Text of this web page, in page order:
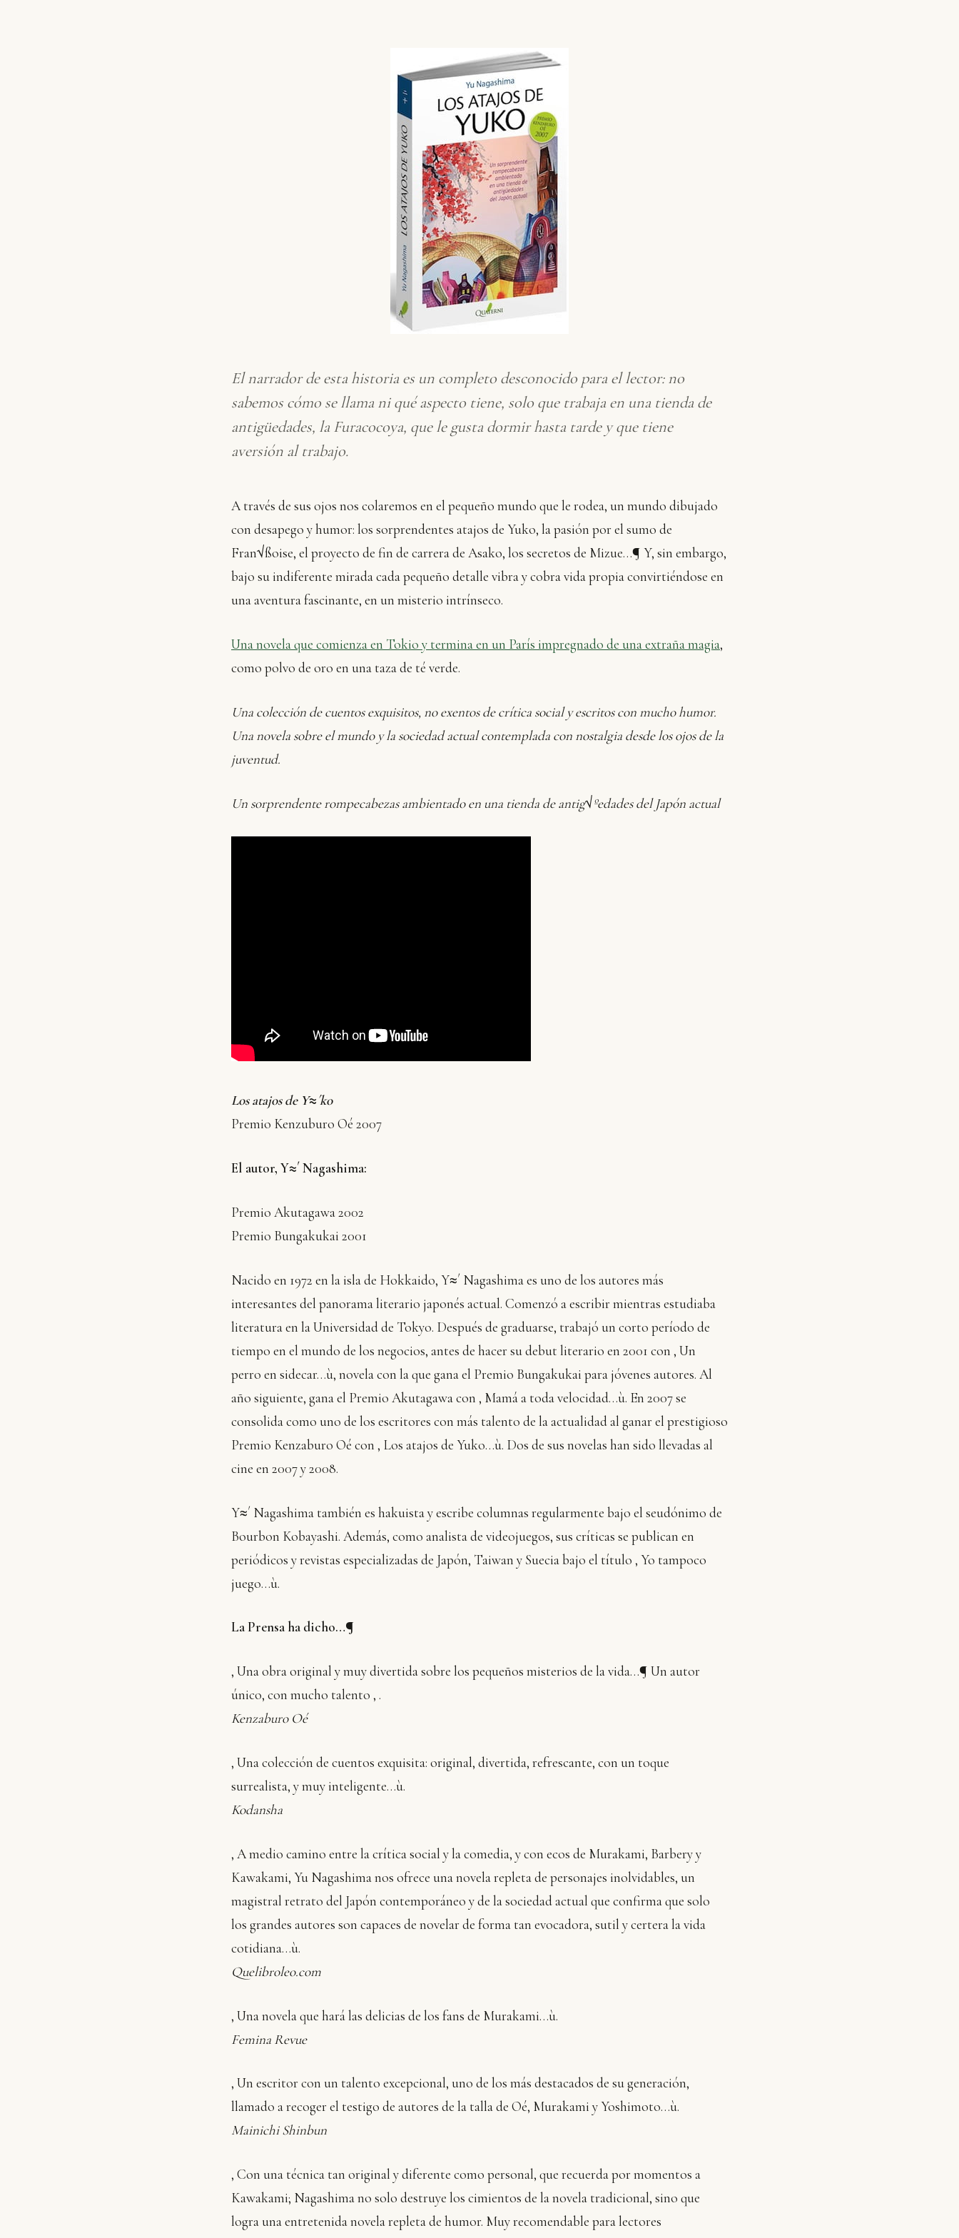
El narrador de esta historia es un completo desconocido para el lector: no
sabemos cómo se llama ni qué aspecto tiene, solo que trabaja en una tienda de
antigüedades, la Furacocoya, que le gusta dormir hasta tarde y que tiene
aversión al trabajo.
A través de sus ojos nos colaremos en el pequeño mundo que le rodea, un mundo dibujado
con desapego y humor: los sorprendentes atajos de Yuko, la pasión por el sumo de
Fran√ßoise, el proyecto de fin de carrera de Asako, los secretos de Mizue…¶ Y, sin embargo,
bajo su indiferente mirada cada pequeño detalle vibra y cobra vida propia convirtiéndose en
una aventura fascinante, en un misterio intrínseco.
Una novela que comienza en Tokio y termina en un París impregnado de una extraña magia,
como polvo de oro en una taza de té verde.
Una colección de cuentos exquisitos, no exentos de crítica social y escritos con mucho humor.
Una novela sobre el mundo y la sociedad actual contemplada con nostalgia desde los ojos de la
juventud.
Un sorprendente rompecabezas ambientado en una tienda de antig√ºedades del Japón actual
Los atajos de Y≈´ko
Premio Kenzuburo Oé 2007
El autor, Y≈´ Nagashima:
Premio Akutagawa 2002
Premio Bungakukai 2001
Nacido en 1972 en la isla de Hokkaido, Y≈´ Nagashima es uno de los autores más
interesantes del panorama literario japonés actual. Comenzó a escribir mientras estudiaba
literatura en la Universidad de Tokyo. Después de graduarse, trabajó un corto período de
tiempo en el mundo de los negocios, antes de hacer su debut literario en 2001 con ‚ Un
perro en sidecar…ù, novela con la que gana el Premio Bungakukai para jóvenes autores. Al
año siguiente, gana el Premio Akutagawa con ‚ Mamá a toda velocidad…ù. En 2007 se
consolida como uno de los escritores con más talento de la actualidad al ganar el prestigioso
Premio Kenzaburo Oé con ‚ Los atajos de Yuko…ù. Dos de sus novelas han sido llevadas al
cine en 2007 y 2008.
Y≈´ Nagashima también es hakuista y escribe columnas regularmente bajo el seudónimo de
Bourbon Kobayashi. Además, como analista de videojuegos, sus críticas se publican en
periódicos y revistas especializadas de Japón, Taiwan y Suecia bajo el título ‚ Yo tampoco
juego…ù.
La Prensa ha dicho…¶
‚ Una obra original y muy divertida sobre los pequeños misterios de la vida…¶ Un autor
único, con mucho talento ‚ .
Kenzaburo Oé
‚ Una colección de cuentos exquisita: original, divertida, refrescante, con un toque
surrealista, y muy inteligente…ù.
Kodansha
‚ A medio camino entre la crítica social y la comedia, y con ecos de Murakami, Barbery y
Kawakami, Yu Nagashima nos ofrece una novela repleta de personajes inolvidables, un
magistral retrato del Japón contemporáneo y de la sociedad actual que confirma que solo
los grandes autores son capaces de novelar de forma tan evocadora, sutil y certera la vida
cotidiana…ù.
Quelibroleo.com
‚ Una novela que hará las delicias de los fans de Murakami…ù.
Femina Revue
‚ Un escritor con un talento excepcional, uno de los más destacados de su generación,
llamado a recoger el testigo de autores de la talla de Oé, Murakami y Yoshimoto…ù.
Mainichi Shinbun
‚ Con una técnica tan original y diferente como personal, que recuerda por momentos a
Kawakami; Nagashima no solo destruye los cimientos de la novela tradicional, sino que
logra una entretenida novela repleta de humor. Muy recomendable para lectores